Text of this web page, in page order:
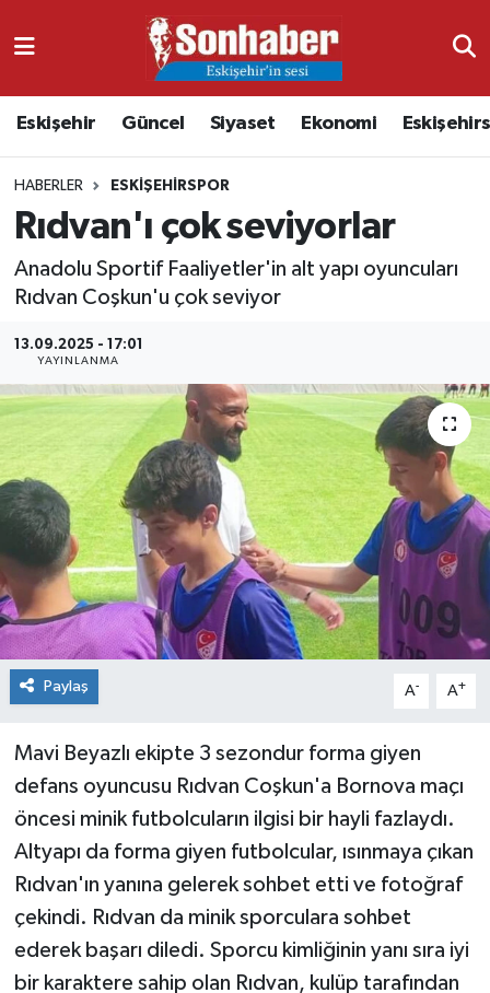
Eskişehir Güncel Siyaset Ekonomi
HABERLER ESKIŞEHIRSPOR
Rıdvan'ı çok seviyorlar
Anadolu Sportif Faaliyetler'in alt yapı oyuncuları
Rıdvan Coşkun'u çok seviyor
13.09.2025 - 17:01
YAYINLANMA
Paylaş A- A+
Mavi Beyazlı ekipte 3 sezondur forma giyen
defans oyuncusu Rıdvan Coşkun'a Bornova maçı
öncesi minik futbolcuların ilgisi bir hayli fazlaydı.
Altyapı da forma giyen futbolcular, ısınmaya çıkan
Rıdvan'ın yanına gelerek sohbet etti ve fotoğraf
çekindi. Rıdvan da minik sporculara sohbet
ederek başarı diledi. Sporcu kimliğinin yanı sıra iyi
bir karaktere sahip olan Rıdvan, kulüp tarafından
Ekonomi
Kültür & Sanat
Magazin
Resmi İlanlar
Sağlık
Siyaset
Spor
Nöbetçi Eczaneler
Namaz Vakitleri
Trafik Durumu
Süper Lig Puan Durumu ve Fikstür
Tüm Manşetler
Son Dakika Haberleri
Haber Arşivi